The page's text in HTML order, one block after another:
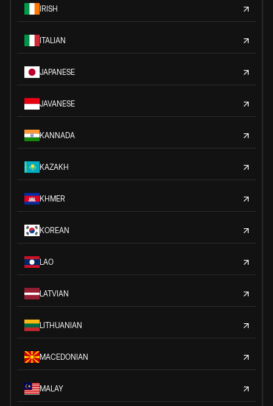
IRISH
ITALIAN
JAPANESE
JAVANESE
KANNADA
KAZAKH
KHMER
KOREAN
LAO
LATVIAN
LITHUANIAN
MACEDONIAN
MALAY